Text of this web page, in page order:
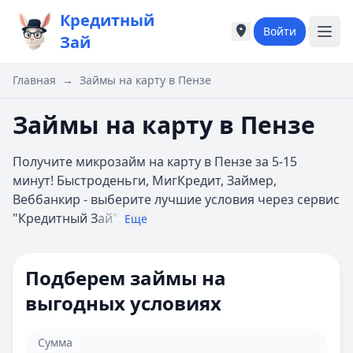
Кредитный
Зай
Города России
Екатеринбург
Казань
Астрахань
Б
Барнаул
Города России
Екатеринбург
Казань
Астрахань
Б
Барнаул
Войти
Главная → Займы на карту в Пензе
Займы на карту в Пензе
Получите микрозайм на карту в Пензе за 5-15
минут! Быстроденьги, МигКредит, Займер,
Веббанкир - выберите лучшие условия через сервис
"Кредитный Зай". Еще
Подберем займы на
выгодных условиях
Сумма